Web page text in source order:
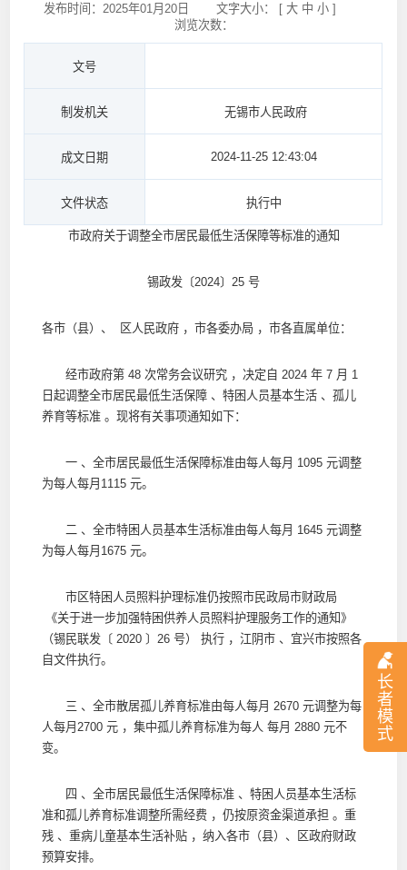
长
者
模
式
发布时间： 2025年01月20日 文字大小： [ 大 中 小 ]
浏览次数：
文号
制发机关 无锡市人民政府
成文日期 2024-11-25 12:43:04
文件状态 执行中
市政府关于调整全市居民最低生活保障等标准的通知
锡政发〔2024〕25 号
各市（县）、 区人民政府 ，市各委办局 ，市各直属单位：
经市政府第 48 次常务会议研究 ，决定自 2024 年 7 月 1
日起调整全市居民最低生活保障 、特困人员基本生活 、孤儿
养育等标准 。现将有关事项通知如下：
一 、全市居民最低生活保障标准由每人每月 1095 元调整
为每人每月1115 元。
二 、全市特困人员基本生活标准由每人每月 1645 元调整
为每人每月1675 元。
市区特困人员照料护理标准仍按照市民政局市财政局
《关于进一步加强特困供养人员照料护理服务工作的通知》
（锡民联发〔 2020 〕26 号） 执行 ，江阴市 、宜兴市按照各
自文件执行。
三 、全市散居孤儿养育标准由每人每月 2670 元调整为每
人每月2700 元 ，集中孤儿养育标准为每人 每月 2880 元不
变。
四 、全市居民最低生活保障标准 、特困人员基本生活标
准和孤儿养育标准调整所需经费 ，仍按原资金渠道承担 。重
残 、重病儿童基本生活补贴 ，纳入各市（县）、区政府财政
预算安排。